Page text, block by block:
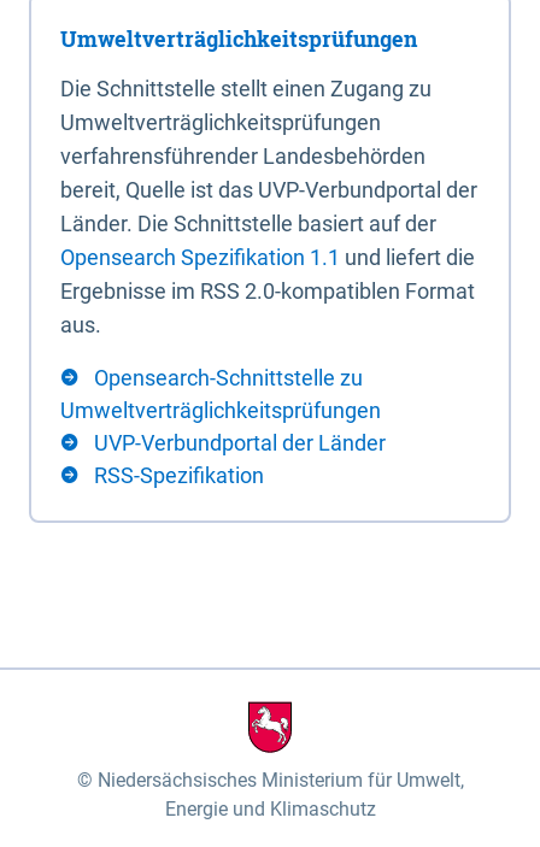
Umweltverträglichkeitsprüfungen
Die Schnittstelle stellt einen Zugang zu
Umweltverträglichkeitsprüfungen
verfahrensführender Landesbehörden
bereit, Quelle ist das UVP-Verbundportal der
Länder. Die Schnittstelle basiert auf der
Opensearch Spezifikation 1.1 und liefert die
Ergebnisse im RSS 2.0-kompatiblen Format
aus.
Opensearch-Schnittstelle zu
Umweltverträglichkeitsprüfungen
UVP-Verbundportal der Länder
RSS-Spezifikation
Niedersächsisches Ministerium für Umwelt,
Energie und Klimaschutz